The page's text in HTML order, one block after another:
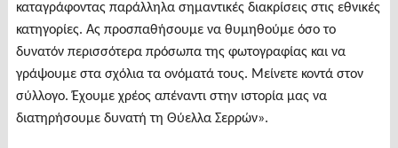
καταγράφοντας παράλληλα σημαντικές διακρίσεις στις εθνικές
κατηγορίες. Ας προσπαθήσουμε να θυμηθούμε όσο το
δυνατόν περισσότερα πρόσωπα της φωτογραφίας και να
γράψουμε στα σχόλια τα ονόματά τους. Μείνετε κοντά στον
σύλλογο. Έχουμε χρέος απέναντι στην ιστορία μας να
διατηρήσουμε δυνατή τη Θύελλα Σερρών».